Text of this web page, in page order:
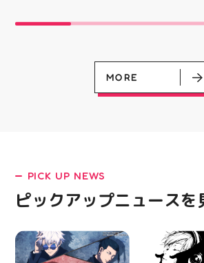
LATEST!
ピックアップニュー
15日は店舗をお休みさ
🧵定休日 火・水 イベ
ント出店の日もあります
ンダーをチェックしてい
皆さまをお待ちしていま
す #ピアネージュ #郡山
ハンドメイド #郡山ワー
教室 #ハンドメイドショ
ップ 手作り好きさんと
繋がりたい 郡山市
ず胸キュン
インばかり
定での入荷
で 気になっ
まだGETで
売り切れる
HUBSTORE
商品入荷
MORE
PICK UP NEWS
ピックアップニュースを